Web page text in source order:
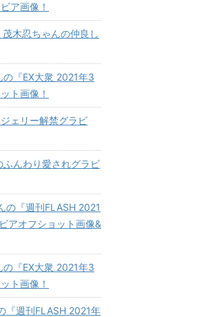
ア画像！
木忍ちゃんの仲良し
『EX大衆 2021年3
ト画像！
ェリー解禁グラビ
んわり愛されグラビ
の『週刊FLASH 2021
アオフショット画像&
『EX大衆 2021年3
ト画像！
『週刊FLASH 2021年